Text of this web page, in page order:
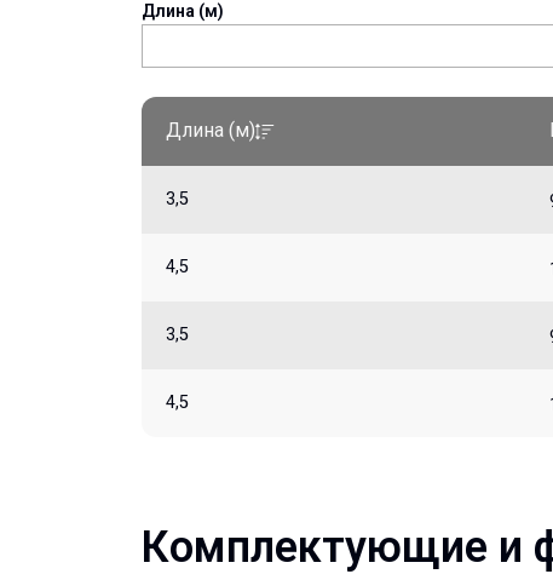
Длина (м)
Длина (м)
3,5
4,5
3,5
4,5
Комплектующие и